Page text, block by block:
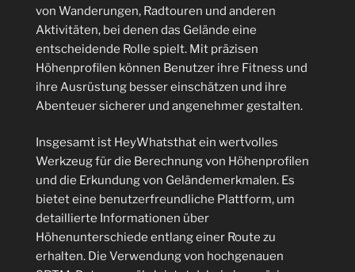
von Wanderungen, Radtouren und anderen
Aktivitäten, bei denen das Gelände eine
entscheidende Rolle spielt. Mit präzisen
Höhenprofilen können Benutzer ihre Fitness und
ihre Ausrüstung besser einschätzen und ihre
Abenteuer sicherer und angenehmer gestalten.
Insgesamt ist HeyWhatsthat ein wertvolles
Werkzeug für die Berechnung von Höhenprofilen
und die Erkundung von Geländemerkmalen. Es
bietet eine benutzerfreundliche Plattform, um
detaillierte Informationen über
Höhenunterschiede entlang einer Route zu
erhalten. Die Verwendung von hochgenauen